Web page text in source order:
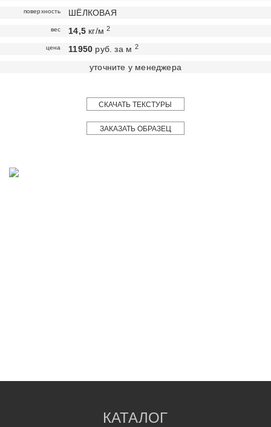
поверхность ШЁЛКОВАЯ
вес 14,5 кг/м2
цена 11950 руб. за м 2
уточните у менеджера
СКАЧАТЬ ТЕКСТУРЫ
ЗАКАЗАТЬ ОБРАЗЕЦ
КАТАЛОГ